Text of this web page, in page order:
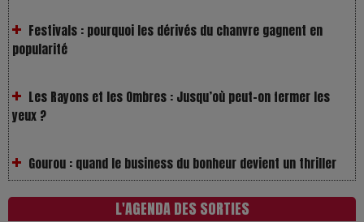
popularité
yeux ?
LOL 2.0 : aimer, grandir et se comprendre à l’ère des
réseaux
L'AGENDA DES SORTIES